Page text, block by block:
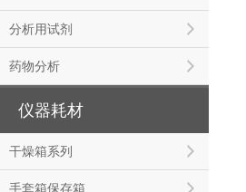
分析用试剂
药物分析
仪器耗材
干燥箱系列
手套箱保存箱